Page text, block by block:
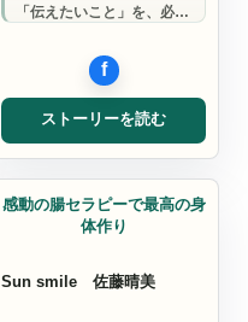
「伝えたいこと」を、必要
ストーリーを読む
整体・マッサージ
感動の腸セラピーで最高の身
体作り
Sun smile 佐藤晴美